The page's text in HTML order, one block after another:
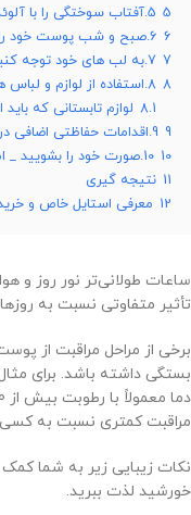
5 5.آفتاب سوختگی را با آلوئه ورا تسکین دهید
6 6.صبح و شب پوست خود را پاکسازی کنید
7 7.به لب های خود توجه کنید
8 8.استفاده از لوازم و لباس های مناسب در برابر نور خورشید
8.1 لوازم تابستانی که
9 9.اقدامات حفاظتی اضافی در برابر آفتاب انجام دهید
10 10.صورت خود را بشویید _ اما نه به صورت مداوم
11 نتیجه گیری
12 معرفی استایل خاص و خرید
ساعات طولانی‌تر نور روز و
تأثیر متفاوتی نسبت به
برخی از مراحل مراقبت از
بستگی داشته باشد. برای
مراقبت کمتری نسبت به کسی
نکات زیبایی زیر به شما
خورشید لذت ببرید.